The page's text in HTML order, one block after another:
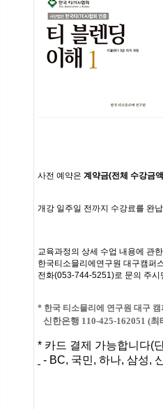
사전 예약은 계약금(전체 수강금
개강 일주일 전까지 수강료를 완
교육과정의 상세 수업 내용에 관한
한국티소믈리에연구원 대구캠퍼
전화(053-744-5251)로 문의 주시
* 한국 티소믈리에 연구원 대구
신한은행 110-425-162051 (최
* 카드 결제 가능합니다(
- BC, 국민, 하나, 삼성,